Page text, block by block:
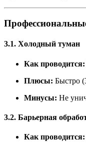
3.1. Холодный туман
Как проводится:
Плюсы: Быстро
Минусы: Не
3.2. Барьерная
Как проводится: